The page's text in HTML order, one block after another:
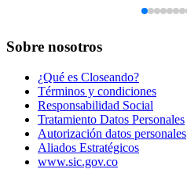
Sobre nosotros
¿Qué es Closeando?
Términos y condiciones
Responsabilidad Social
Tratamiento Datos Personales
Autorización datos personales
Aliados Estratégicos
www.sic.gov.co